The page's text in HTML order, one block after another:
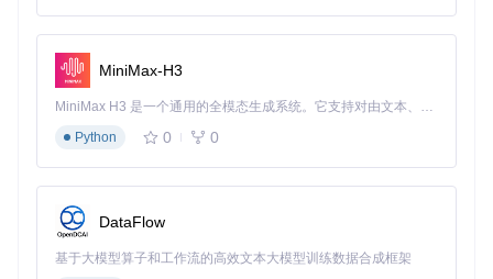
MiniMax-H3
MiniMax H3 是一个通用的全模态生成系统。它支持对由文本、图像、视频和音频组成的多模态上下文进行统一理解，并能生成分辨率高达 2K、时长可达 15 秒的带原生立体声音频的视频。得益于面向任务泛化的系统设计，H3 在预训练阶段就已具备广泛的多模态上下文理解与生成能力，能够出色地执行复杂的多模态指令。
Python
0 0
DataFlow
基于大模型算子和工作流的高效文本大模型训练数据合成框架